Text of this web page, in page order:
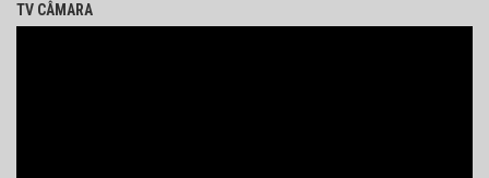
TV CÂMARA